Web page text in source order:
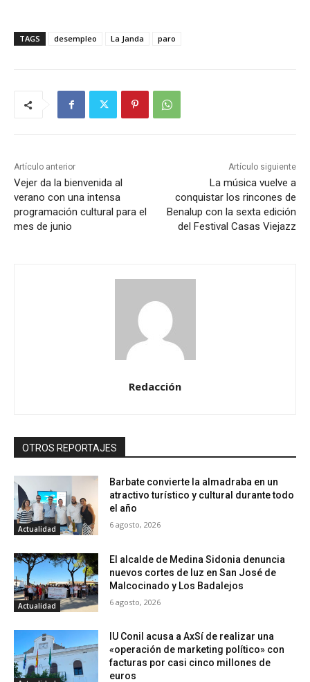
TAGS desempleo La Janda paro
Artículo anterior
Vejer da la bienvenida al
verano con una intensa
programación cultural para el
mes de junio
Artículo siguiente
La música vuelve a
conquistar los rincones de
Benalup con la sexta edición
del Festival Casas Viejazz
Redacción
OTROS REPORTAJES
Actualidad
Barbate convierte la almadraba en un
atractivo turístico y cultural durante todo
el año
6 agosto, 2026
Actualidad
El alcalde de Medina Sidonia denuncia
nuevos cortes de luz en San José de
Malcocinado y Los Badalejos
6 agosto, 2026
IU Conil acusa a AxSí de realizar una
«operación de marketing político» con
facturas por casi cinco millones de
euros